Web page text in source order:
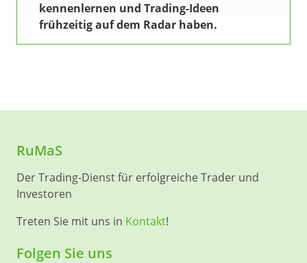
kennenlernen und Trading-Ideen
frühzeitig auf dem Radar haben.
RuMaS
Der Trading-Dienst für erfolgreiche Trader und
Investoren
Treten Sie mit uns in Kontakt!
Folgen Sie uns